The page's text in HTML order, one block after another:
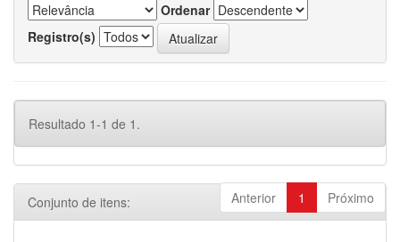
Ordenar
Registro(s)
Resultado 1-1 de 1.
Anterior 1 Próximo
Conjunto de itens: